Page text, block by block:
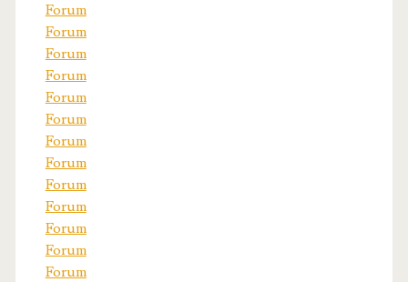
Forum
Forum
Forum
Forum
Forum
Forum
Forum
Forum
Forum
Forum
Forum
Forum
Forum